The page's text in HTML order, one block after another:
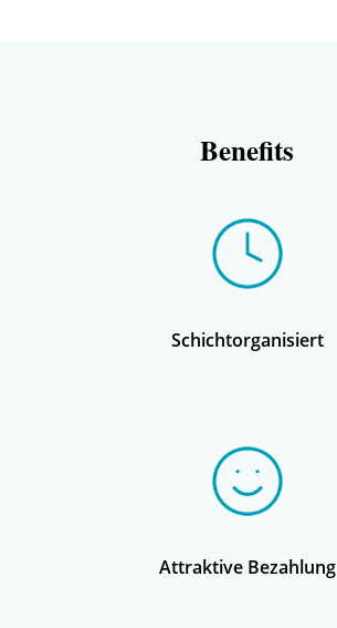
Benefits
Schichtorganisiert
Attraktive Bezahlung